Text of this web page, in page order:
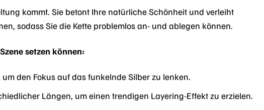
kommt. Sie betont Ihre natürliche Schönheit und verleiht
sodass Sie die Kette problemlos an- und ablegen können.
setzen können:
den Fokus auf das funkelnde Silber zu lenken.
Längen, um einen trendigen Layering-Effekt zu erzielen.